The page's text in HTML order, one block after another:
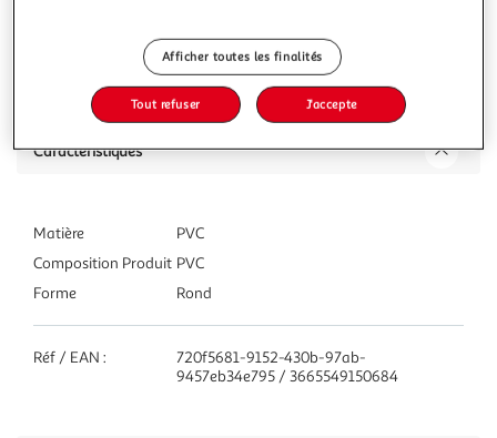
Description
Caractéristiques
Matière
PVC
Composition Produit PVC
Forme
Rond
Réf / EAN :
720f5681-9152-430b-97ab-
9457eb34e795 / 3665549150684
Afficher toutes les finalités
Tout refuser J'accepte